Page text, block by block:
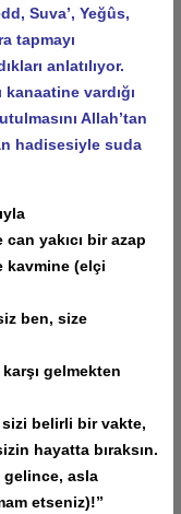
Suva’, Yeğûs,
tapmayı
anlatılıyor.
vardığı
Allah’tan
hadisesiyle suda
yakıcı bir azap
kavmine (elçi
ben, size
gelmekten
belirli bir vakte,
hayatta bıraksın.
gelince, asla
etseniz)!”